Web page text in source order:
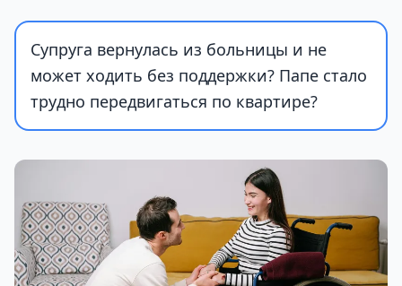
Супруга вернулась из больницы и не
может ходить без поддержки? Папе стало
трудно передвигаться по квартире?